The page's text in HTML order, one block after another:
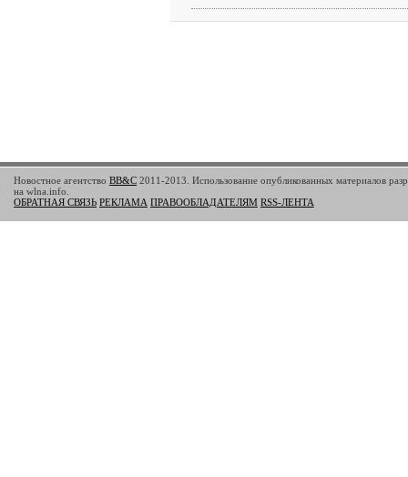
Новостное агентство BB&C 2011-2013. Использование опубликованных материалов
на wlna.info.
ОБРАТНАЯ СВЯЗЬ РЕКЛАМА ПРАВООБЛАДАТЕЛЯМ RSS-ЛЕНТА